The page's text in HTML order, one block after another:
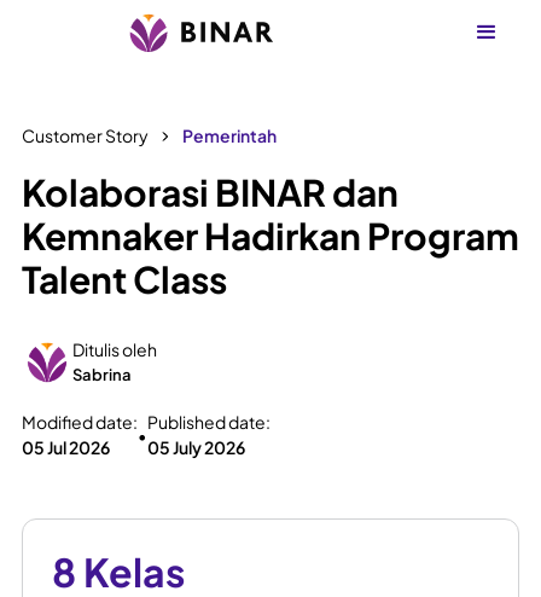
Customer Story Pemerintah
Kolaborasi BINAR dan
Kemnaker Hadirkan Program
Talent Class
Ditulis oleh
Sabrina
Modified date:
05 Jul 2026
•
Published date:
05 July 2026
8 Kelas